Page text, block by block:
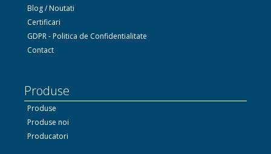
Blog / Noutati
Certificari
GDPR - Politica de Confidentialitate
Contact
Produse
Produse
Produse noi
Producatori